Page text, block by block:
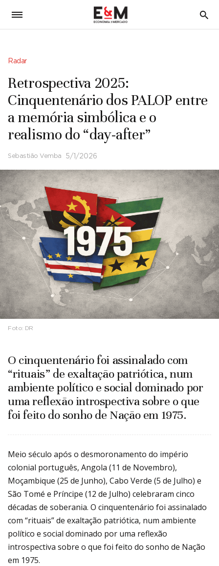
5
Radar
Retrospectiva 2025:
Cinquentenário dos PALOP entre
a memória simbólica e o
realismo do “day-after”
Sebastião Vemba 5/1/2026
Foto: DR
O cinquentenário foi assinalado com
“rituais” de exaltação patriótica, num
ambiente político e social dominado por
uma reflexão introspectiva sobre o que
foi feito do sonho de Nação em 1975.
Meio século após o desmoronamento do império
colonial português, Angola (11 de Novembro),
Moçambique (25 de Junho), Cabo Verde (5 de Julho) e
São Tomé e Príncipe (12 de Julho) celebraram cinco
décadas de soberania. O cinquentenário foi assinalado
com “rituais” de exaltação patriótica, num ambiente
político e social dominado por uma reflexão
introspectiva sobre o que foi feito do sonho de Nação
em 1975.